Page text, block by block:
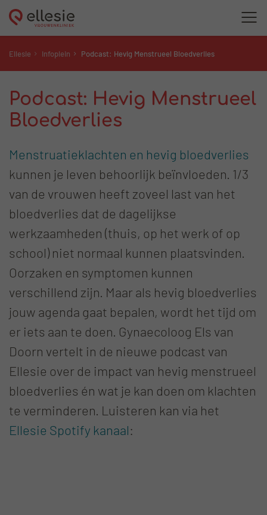
Ellesie Infoplein Podcast: Hevig Menstrueel Bloedverlies
Podcast: Hevig Menstrueel
Bloedverlies
Menstruatieklachten en hevig bloedverlies
kunnen je leven behoorlijk beïnvloeden. 1/3
van de vrouwen heeft zoveel last van het
bloedverlies dat de dagelijkse
werkzaamheden (thuis, op het werk of op
school) niet normaal kunnen plaatsvinden.
Oorzaken en symptomen kunnen
verschillend zijn. Maar als hevig bloedverlies
jouw agenda gaat bepalen, wordt het tijd om
er iets aan te doen. Gynaecoloog Els van
Doorn vertelt in de nieuwe podcast van
Ellesie over de impact van hevig menstrueel
bloedverlies én wat je kan doen om klachten
te verminderen. Luisteren kan via het
Ellesie Spotify kanaal: